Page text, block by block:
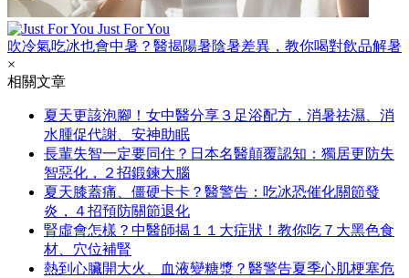
Just For You
吹冷氣吃冰也會中暑？醫揭陽暑陰暑差異，教你喝對飲品解暑
×
相關文章
夏天更該泡腳！女中醫分享３足浴配方，消暑祛濕、消
水腫促代謝、安神助眠
長輩失智一定要同住？日本名醫顛覆認知：獨居更防失
智惡化，２招鍛鍊大腦
夏天膝蓋痛、僵硬卡卡？醫警告：吃冰恐催化關節發
炎，４招預防關節退化
腎虛會怎樣？中醫師揭１１大症狀！教你吃７大黑色食
材、穴位補腎
熱到心臟開大火、血液變糖漿？醫警告夏季心肌梗塞危